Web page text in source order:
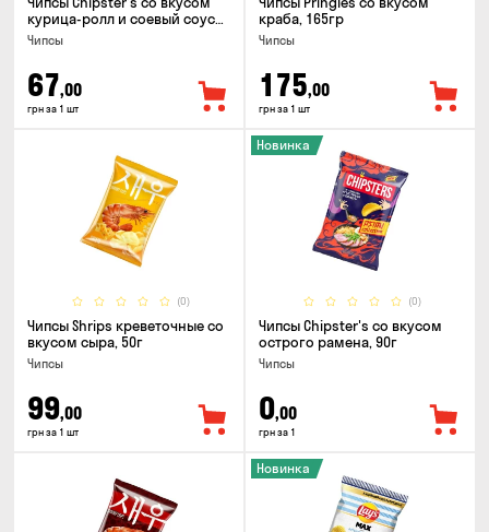
курица-ролл и соевый соус
90г
Чипсы
67,00
грн за 1 шт
краба, 165гр
Чипсы
175,00
грн за 1 шт
(0)
Чипсы Shrips креветочные со
вкусом сыра, 50г
Чипсы
99,00
грн за 1 шт
(0)
Новинка
Чипсы Chipster's со вкусом
острого рамена, 90г
Чипсы
0,00
грн за 1
Новинка